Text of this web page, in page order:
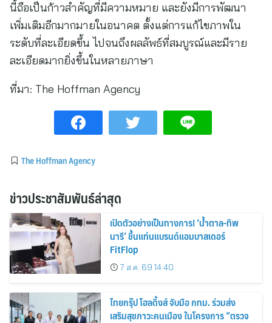
นี้ถือเป็นก้าวสำคัญที่มีความหมาย และยังมีการพัฒนา
เพิ่มเติมอีกมากมายในอนาคต ตั้งแต่การแก้ไขภาพใน
ระดับที่ละเอียดขึ้น ไปจนถึงผลลัพธ์ที่สมบูรณ์และมีราย
ละเอียดมากยิ่งขึ้นในหลายภาษา
ที่มา: The Hoffman Agency
The Hoffman Agency
ข่าวประชาสัมพันธ์ล่าสุด
เปิดตัวอย่างเป็นทางการ! ‘น้ำตาล-ทิพ
นารี’ ขึ้นแท่นแบรนด์แอมบาสเดอร์
FitFlop
7 ส.ค. 69 14:40
ไทยกรุ๊ป โฮลดิ้งส์ จับมือ กทม. ร่วมส่ง
เสริมสุขภาวะคนเมือง ในโครงการ “ตรวจ